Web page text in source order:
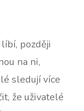
později
na ni,
sledují více
že uživatelé